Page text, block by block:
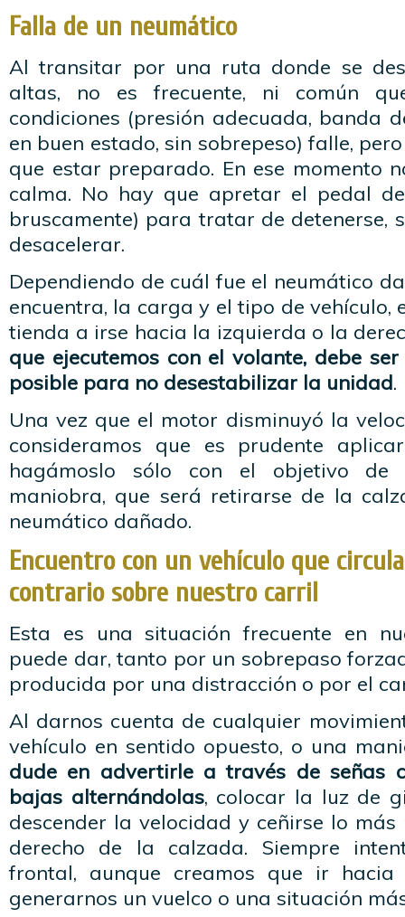
Falla de un neumático
Al transitar por una ruta donde se
altas, no es frecuente, ni común
condiciones (presión adecuada, banda
en buen estado, sin sobrepeso) falle,
que estar preparado. En ese momento
calma. No hay que apretar el pedal
bruscamente) para tratar de detenerse,
desacelerar.
Dependiendo de cuál fue el neumático
encuentra, la carga y el tipo de vehículo,
tienda a irse hacia la izquierda o la
que ejecutemos con el volante, debe
posible para no desestabilizar la unidad.
Una vez que el motor disminuyó la
consideramos que es prudente
hagámoslo sólo con el objetivo
maniobra, que será retirarse de la
neumático dañado.
Encuentro con un vehículo que
contrario sobre nuestro carril
Esta es una situación frecuente en
puede dar, tanto por un sobrepaso
producida por una distracción o por el
Al darnos cuenta de cualquier
vehículo en sentido opuesto, o una
dude en advertirle a través de señas
bajas alternándolas, colocar la luz de
descender la velocidad y ceñirse lo
derecho de la calzada. Siempre
frontal, aunque creamos que ir
generarnos un vuelco o una situación